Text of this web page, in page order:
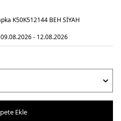
K50K512144 BEH SİYAH
09.08.2026 - 12.08.2026
Ekle